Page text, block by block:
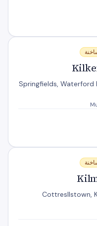
Springfields, Waterford
Cottresllstown,